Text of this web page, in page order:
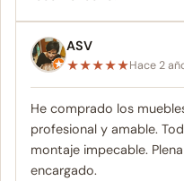
ASV
★★★★★Hace 2
He comprado los
profesional y amable.
montaje impecable.
encargado.